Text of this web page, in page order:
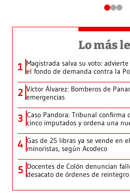
Lo más
1 Magistrada salva su voto:
el fondo de demanda contra la
2 Víctor Álvarez: Bomberos de
emergencias
3 Caso Pandora: Tribunal confirma
cinco imputados y ordena una
4 Gas de 25 libras ya se vende en
minoristas, según Acodeco
5 Docentes de Colón denuncian
desacato de órdenes de reintegro